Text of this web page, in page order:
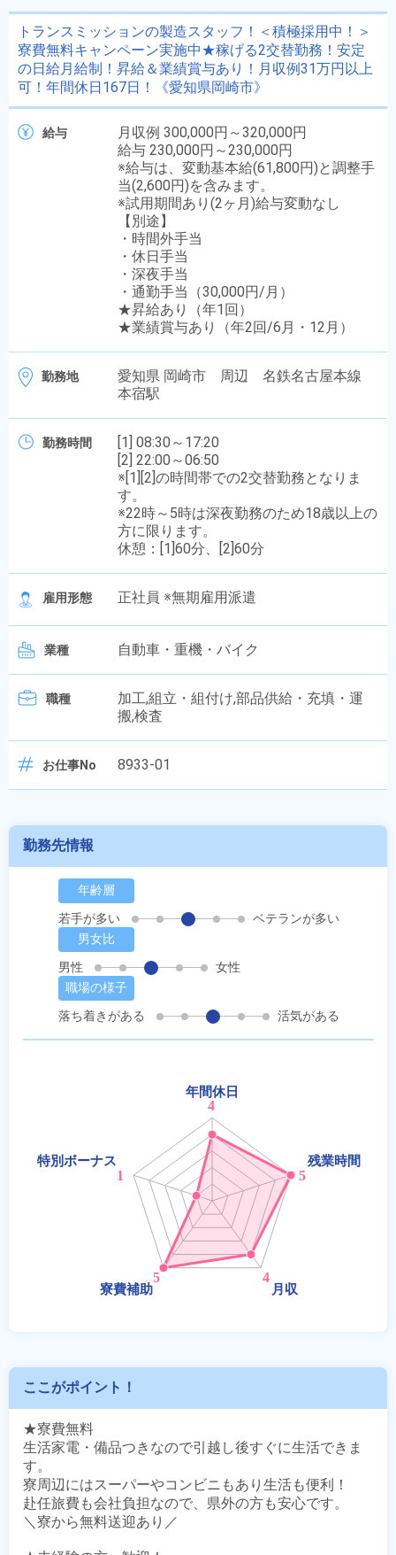
トランスミッションの製造スタッフ！＜積極採用中！＞
寮費無料キャンペーン実施中★稼げる2交替勤務！安定
の日給月給制！昇給＆業績賞与あり！月収例31万円以上
可！年間休日167日！《愛知県岡崎市》
給与
月収例 300,000円～320,000円
給与 230,000円～230,000円
※給与は、変動基本給(61,800円)と調整手
当(2,600円)を含みます。
※試用期間あり(2ヶ月)給与変動なし
【別途】
・時間外手当
・休日手当
・深夜手当
・通勤手当（30,000円/月）
★昇給あり（年1回）
★業績賞与あり（年2回/6月・12月）
勤務地
愛知県 岡崎市 周辺 名鉄名古屋本線
本宿駅
勤務時間
[1] 08:30～17:20
[2] 22:00～06:50
※[1][2]の時間帯での2交替勤務となりま
す。
※22時～5時は深夜勤務のため18歳以上の
方に限ります。
休憩：[1]60分、[2]60分
雇用形態 正社員 ※無期雇用派遣
業種 自動車・重機・バイク
職種
加工,組立・組付け,部品供給・充填・運
搬,検査
お仕事No 8933-01
勤務先情報
年齢層
若手が多い
ベテランが多い
男女比
男性
女性
職場の様子
落ち着きがある
活気がある
ここがポイント！
★寮費無料
生活家電・備品つきなので引越し後すぐに生活できま
す。
寮周辺にはスーパーやコンビニもあり生活も便利！
赴任旅費も会社負担なので、県外の方も安心です。
＼寮から無料送迎あり／